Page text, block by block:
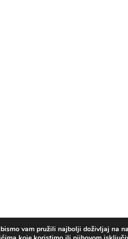
vam pružili najbolji doživljaj na